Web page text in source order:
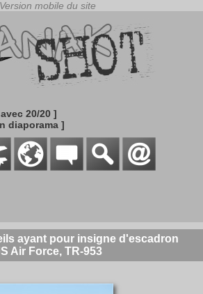
20/20 ]
diaporama ]
ayant pour insigne d'escadron
Air Force, TR-953